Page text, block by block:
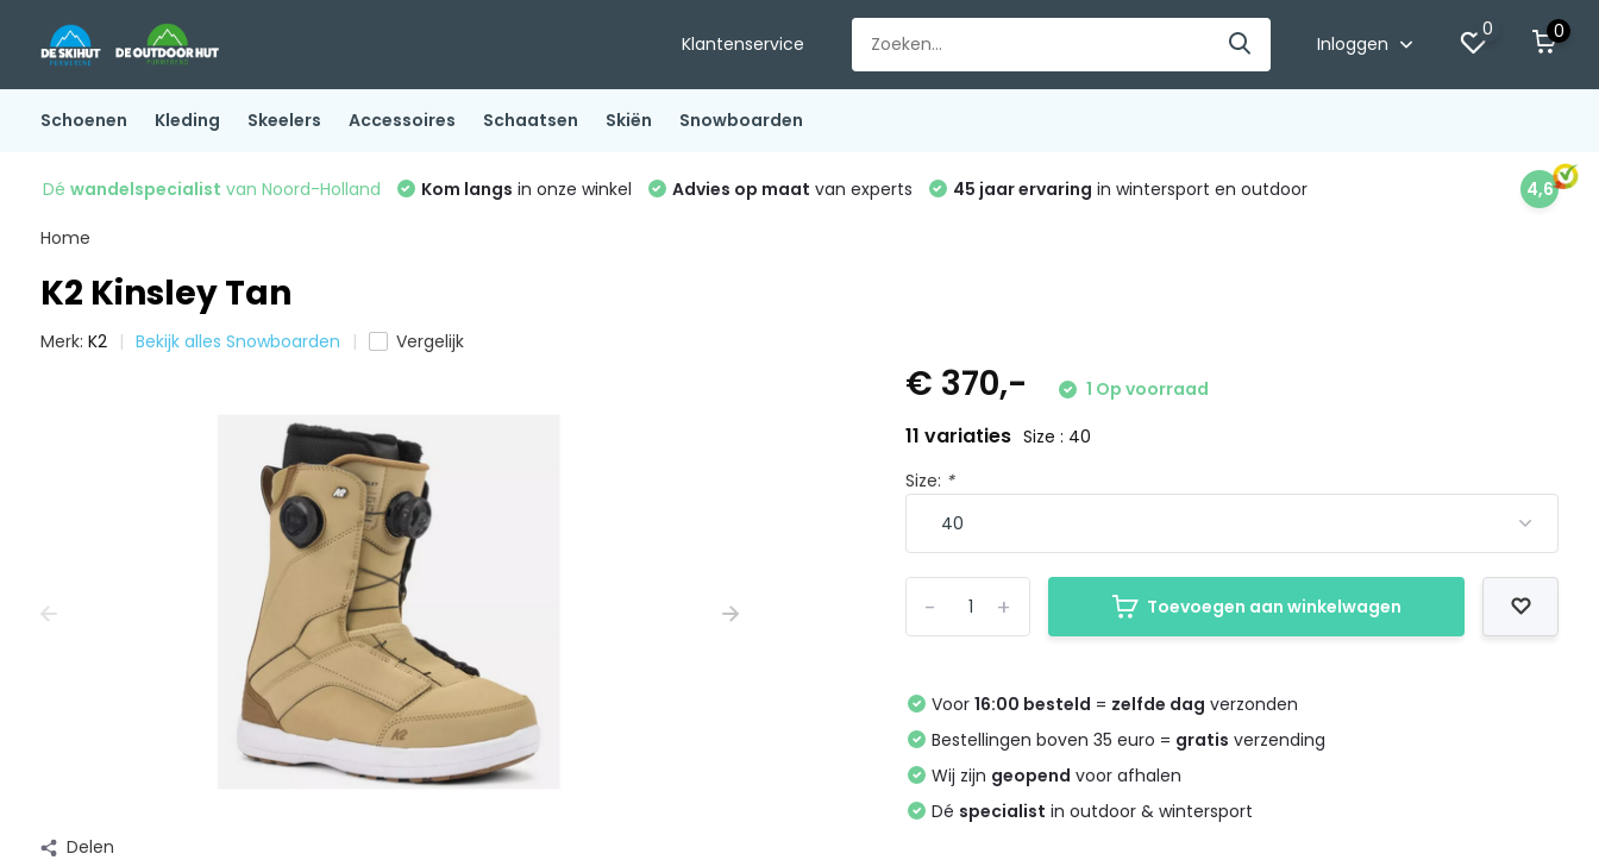
Klantenservice Inloggen
0 0
Schoenen Kleding Skeelers Accessoires Schaatsen Skiën Snowboarden
Dé wandelspecialist van Noord-Holland Kom langs in onze winkel Advies op maat van experts 45 jaar ervaring in wintersport en outdoor 4,6
Home
K2 Kinsley Tan
Merk: K2 Bekijk alles Snowboarden Vergelijk
Delen
€ 370,- 1 Op voorraad
11 variaties Size : 40
Size: *
+
- Toevoegen aan winkelwagen
Voor16:00 besteld = zelfde dag verzonden
Bestellingen boven 35 euro = gratis verzending
Wij zijn geopend voor afhalen
Dé specialist in outdoor & wintersport